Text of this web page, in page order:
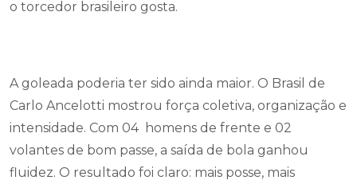
o torcedor brasileiro gosta.
A goleada poderia ter sido ainda maior. O Brasil de
Carlo Ancelotti mostrou força coletiva, organização e
intensidade. Com 04 homens de frente e 02
volantes de bom passe, a saída de bola ganhou
fluidez. O resultado foi claro: mais posse, mais